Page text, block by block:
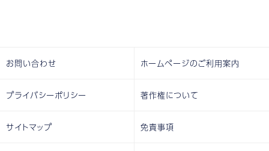
お問い合わせ ホームページのご利用案内
プライバシーポリシー 著作権について
サイトマップ 免責事項